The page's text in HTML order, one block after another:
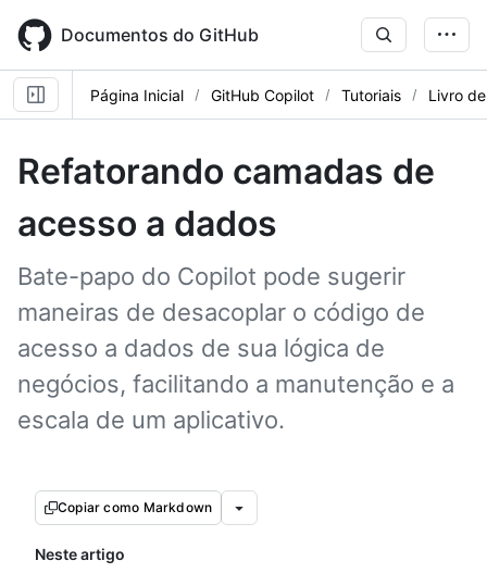
main
content
Documentos do GitHub
Página Inicial GitHub Copilot Tutoriais Livro
Refatorando camadas de
acesso a dados
Bate-papo do Copilot pode sugerir
maneiras de desacoplar o código de
acesso a dados de sua lógica de
negócios, facilitando a manutenção e a
escala de um aplicativo.
Copiar como Markdown
Neste artigo